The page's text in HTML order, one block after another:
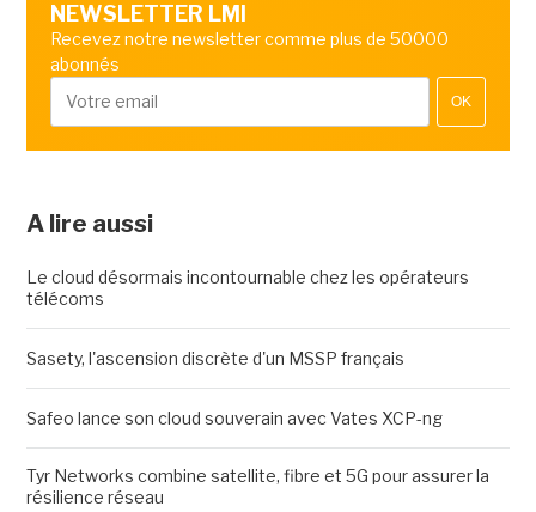
NEWSLETTER LMI
Recevez notre newsletter comme plus de 50000
abonnés
OK
A lire aussi
Le cloud désormais incontournable chez les opérateurs
télécoms
Sasety, l'ascension discrète d'un MSSP français
Safeo lance son cloud souverain avec Vates XCP-ng
Tyr Networks combine satellite, fibre et 5G pour assurer la
résilience réseau